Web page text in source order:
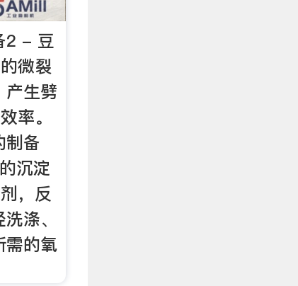
2 - 豆
微裂
产生劈
率。
制备
沉淀
，反
涤、
需的氧